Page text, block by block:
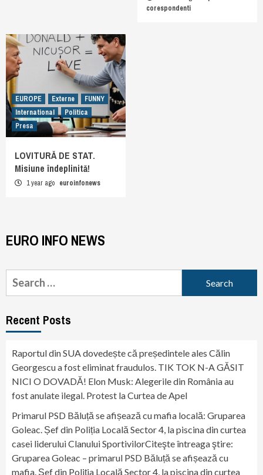
corespondenti
EUROPE Externe
FUNNY
International
Politica
Presa
LOVITURĂ DE STAT.
Misiune îndeplinită!
1 year ago euroinfonews
EURO INFO NEWS
Search
for:
Recent Posts
Raportul din SUA dovedește că președintele ales Călin
Georgescu a fost eliminat fraudulos. TIK TOK N-A GĂSIT
NICI O DOVADĂ! Elon Musk: Alegerile din România au
fost anulate ilegal. Protest la Curtea de Apel
Primarul PSD Băluță se afișează cu mafia locală: Gruparea
Goleac. Șef din Poliția Locală Sector 4, la piscina din curtea
casei liderului Clanului SportivilorCiteşte întreaga ştire:
Gruparea Goleac – primarul PSD Băluță se afișează cu
mafia. Șef din Poliția Locală Sector 4, la piscina din curtea